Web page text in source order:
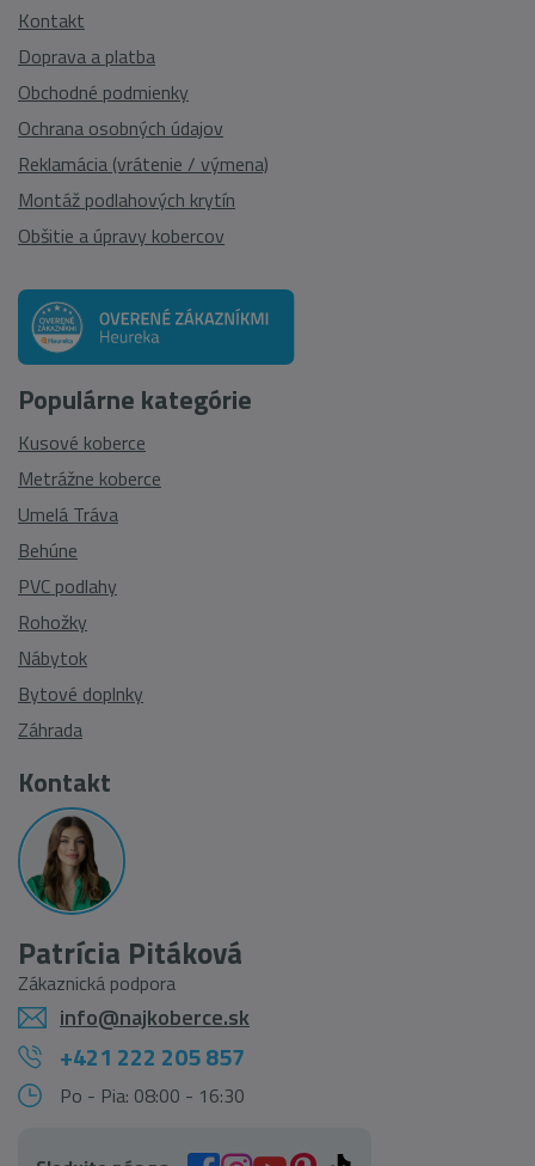
Kontakt
Doprava a platba
Obchodné podmienky
Ochrana osobných údajov
Reklamácia (vrátenie / výmena)
Montáž podlahových krytín
Obšitie a úpravy kobercov
Populárne kategórie
Kusové koberce
Metrážne koberce
Umelá Tráva
Behúne
PVC podlahy
Rohožky
Nábytok
Bytové doplnky
Záhrada
Kontakt
Patrícia Pitáková
Zákaznická podpora
info@najkoberce.sk
+421 222 205 857
Po - Pia: 08:00 - 16:30